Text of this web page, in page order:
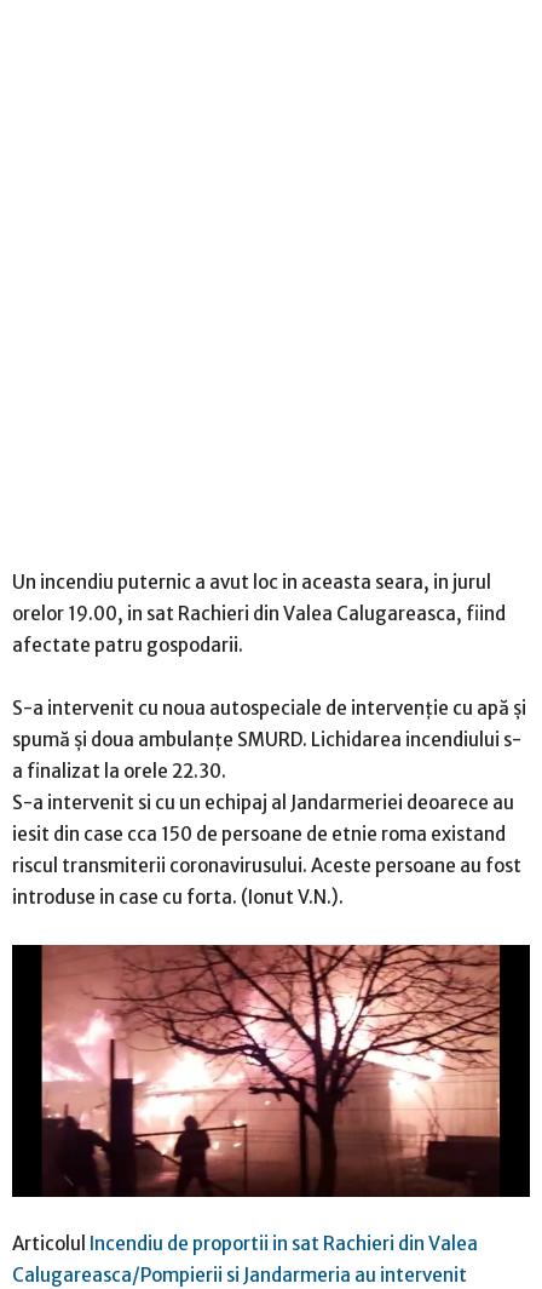
Un incendiu puternic a avut loc in aceasta seara, in jurul
orelor 19.00, in sat Rachieri din Valea Calugareasca, fiind
afectate patru gospodarii.
S-a intervenit cu noua autospeciale de intervenție cu apă și
spumă și doua ambulanțe SMURD. Lichidarea incendiului s-
a finalizat la orele 22.30.
S-a intervenit si cu un echipaj al Jandarmeriei deoarece au
iesit din case cca 150 de persoane de etnie roma existand
riscul transmiterii coronavirusului. Aceste persoane au fost
introduse in case cu forta. (Ionut V.N.).
Articolul
Incendiu de proportii in sat Rachieri din Valea
Calugareasca/Pompierii si Jandarmeria au intervenit